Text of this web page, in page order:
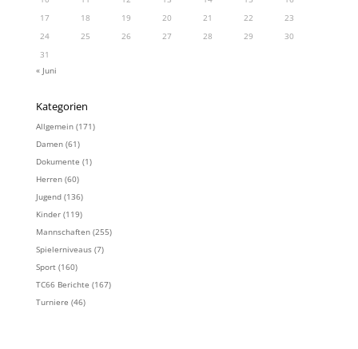
17
18 19 20 21 22
23
24
25 26 27 28 29
30
31
« Juni
Kategorien
Allgemein(171)
Damen(61)
Dokumente (1)
Herren(60)
Jugend(136)
Kinder(119)
Mannschaften(255)
Spielerniveaus(7)
Sport(160)
TC66 Berichte (167)
Turniere (46)